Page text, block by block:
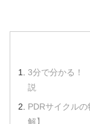
3分で分かる
説
PDRサイクル
解】